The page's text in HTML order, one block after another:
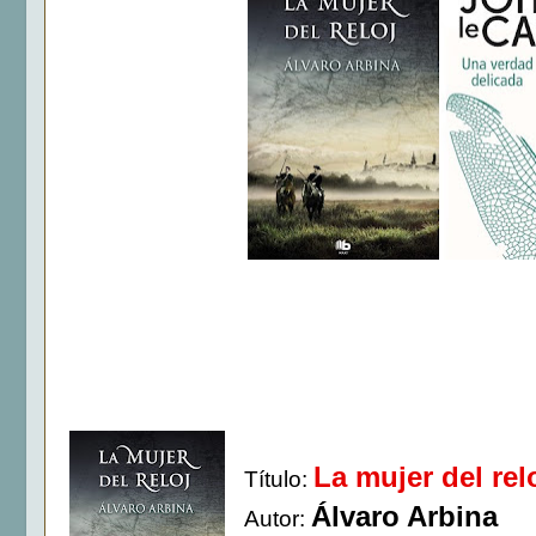
Título: La mujer del
Autor: Álvaro Arbina